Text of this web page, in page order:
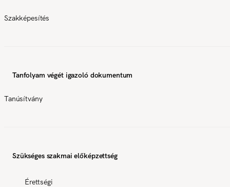
Szakképesítés
Tanfolyam végét igazoló dokumentum
Tanúsítvány
Szükséges szakmai előképzettség
Érettségi